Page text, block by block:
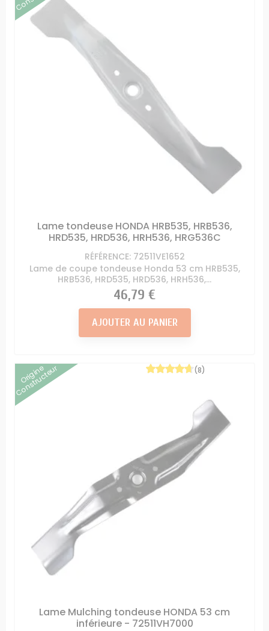
Lame tondeuse HONDA HRB535, HRB536,
HRD535, HRD536, HRH536, HRG536C
RÉFÉRENCE: 72511VE1652
Lame de coupe tondeuse Honda 53 cm HRB535,
HRB536, HRD535, HRD536, HRH536,...
Prix
46,79 €
AJOUTER AU PANIER
Origine
Constructeur
Lame Mulching tondeuse HONDA 53 cm
inférieure - 72511VH7000
(8)